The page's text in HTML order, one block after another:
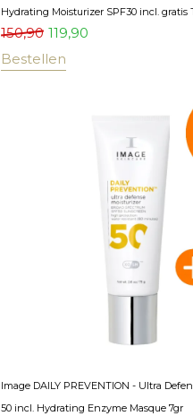
Hydrating Moisturizer SPF30 incl. gratis
150,90 119,90
Bestellen
Image DAILY PREVENTION - Ultra
50 incl. Hydrating Enzyme Masque 7gr